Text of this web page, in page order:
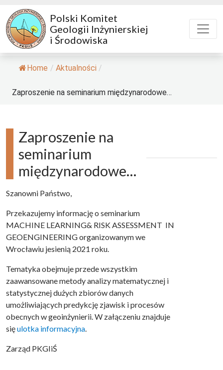
Polski Komitet
Geologii Inżynierskiej
i Środowiska
Home / Aktualności /
Zaproszenie na seminarium międzynarodowe…
Zaproszenie na
seminarium
międzynarodowe…
Szanowni Państwo,
Przekazujemy informację o seminarium
MACHINE LEARNING& RISK ASSESSMENT IN
GEOENGINEERING organizowanym we
Wrocławiu jesienią 2021 roku.
Tematyka obejmuje przede wszystkim
zaawansowane metody analizy matematycznej i
statystycznej dużych zbiorów danych
umożliwiających predykcję zjawisk i procesów
obecnych w geoinżynierii. W załączeniu znajduje
sięulotka informacyjna.
Zarząd PKGIiŚ